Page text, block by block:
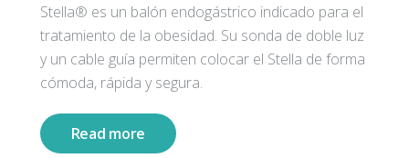
Stella® es un balón endogástrico indicado para el
tratamiento de la obesidad. Su sonda de doble luz
y un cable guía permiten colocar el Stella de forma
cómoda, rápida y segura.
Read more